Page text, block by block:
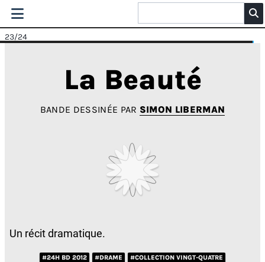
23/24
La Beauté
BANDE DESSINÉE PAR SIMON LIBERMAN
Un récit dramatique.
#24H BD 2012 #DRAME #COLLECTION VINGT-QUATRE